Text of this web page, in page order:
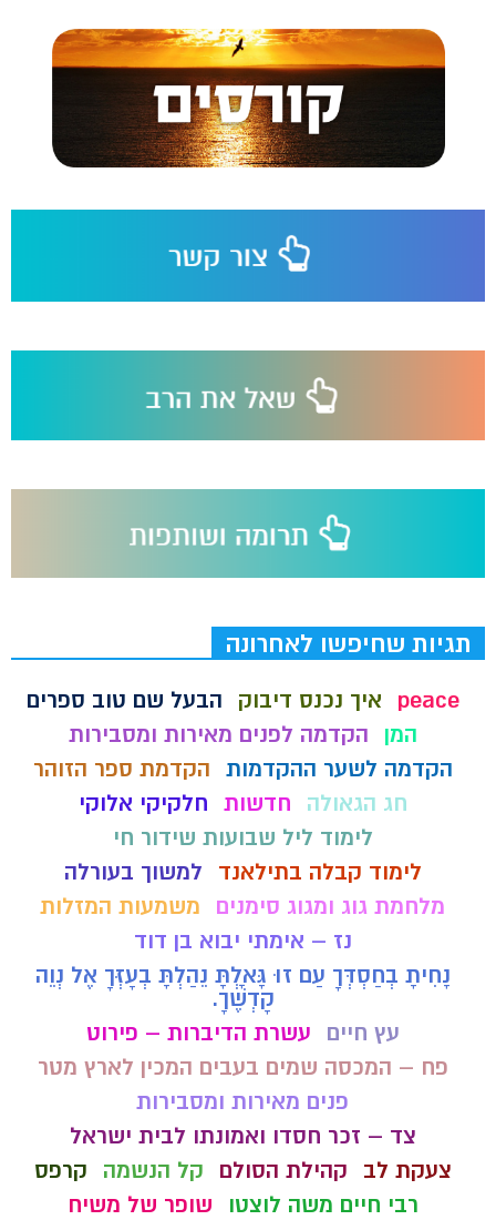
תגיות שחיפשו לאחרונה
peace איך נכנס דיבוק
הבעל שם טוב ספרים
המן
הקדמה לפנים מאירות ומסבירות
הקדמה לשער ההקדמות הקדמת ספר הזוהר
חג הגאולה
חדשות חלקיקי אלוקי
לימוד ליל שבועות שידור חי
לימוד קבלה בתילאנד
למשוך בעורלה
מלחמת גוג ומגוג סימנים
משמעות המזלות
נז – אימתי יבוא בן דוד
נָחִיתָ בְחַסְדְּךָ עַם זוּ גָּאָלְתָּ נֵהַלְתָּ בְעָזְּךָ אֶל נְוֵה
קָדְשֶׁךָ.
עץ חיים
עשרת הדיברות – פירוט
פח – המכסה שמים בעבים המכין לארץ מטר
פנים מאירות ומסבירות
צד – זכר חסדו ואמונתו לבית ישראל
צעקת לב
קהילת הסולם קל הנשמה
קרפס
רבי חיים משה לוצטו
שופר של משיח